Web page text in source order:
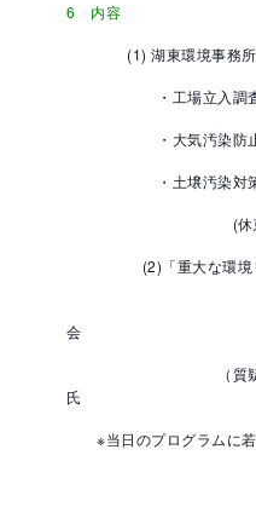
6 内容
(1) 湖東環境事
・工場立入調査指導
・大気汚染防止法の
・土壌汚染対策法お
(休憩10
(2)「重大な環境リス
（質疑応
※当日のプログラムに若